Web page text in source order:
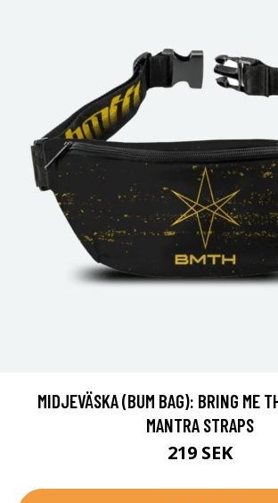
MIDJEVÄSKA (BUM BAG): BRING ME
MANTRA STRAPS
219 SEK